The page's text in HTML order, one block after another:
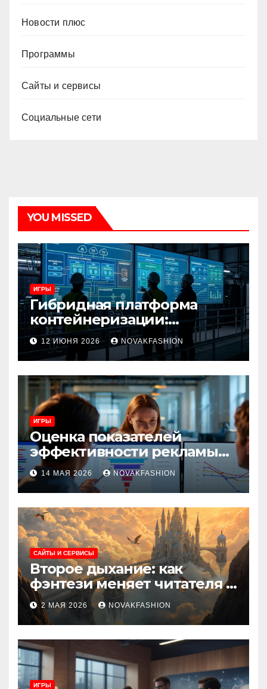
Новости плюс
Программы
Сайты и сервисы
Социальные сети
YOU MISSED
ИГРЫ
Гибридная платформа
контейнеризации:
архитектура, особенности
и сценарии использования
12 ИЮНЯ 2026 NOVAKFASHION
ИГРЫ
Оценка показателей
эффективности рекламы
при атрибуции
множественных точек
касания
14 МАЯ 2026 NOVAKFASHION
САЙТЫ И СЕРВИСЫ
Второе дыхание: как
фэнтези меняет читателя и
культуру
2 МАЯ 2026 NOVAKFASHION
ИГРЫ